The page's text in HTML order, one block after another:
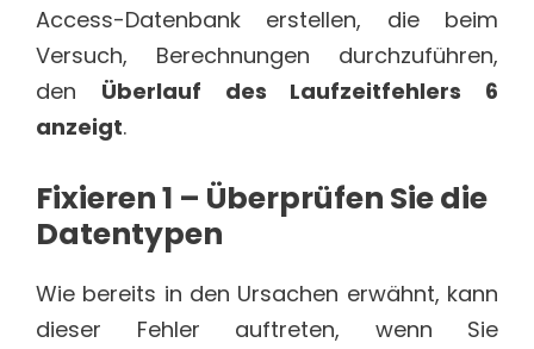
Access-Datenbank erstellen, die beim
Versuch, Berechnungen durchzuführen,
den Überlauf des Laufzeitfehlers 6
anzeigt.
Fixieren 1 – Überprüfen Sie die
Datentypen
Wie bereits in den Ursachen erwähnt, kann
dieser Fehler auftreten, wenn Sie